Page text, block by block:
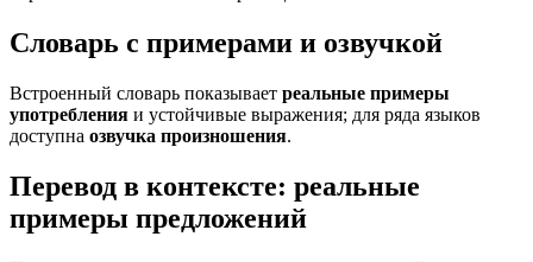
Словарь с примерами и озвучкой
Встроенный словарь показывает реальные примеры
употребления и устойчивые выражения; для ряда языков
доступна озвучка произношения.
Перевод в контексте: реальные
примеры предложений